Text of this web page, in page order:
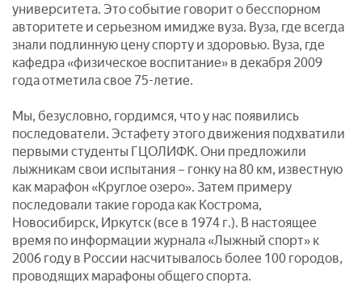
университета. Это событие говорит о бесспорном
авторитете и серьезном имидже вуза. Вуза, где всегда
знали подлинную цену спорту и здоровью. Вуза, где
кафедра «физическое воспитание» в декабря 2009
года отметила свое 75-летие.
Мы, безусловно, гордимся, что у нас появились
последователи. Эстафету этого движения подхватили
первыми студенты ГЦОЛИФК. Они предложили
лыжникам свои испытания – гонку на 80 км, известную
как марафон «Круглое озеро». Затем примеру
последовали такие города как Кострома,
Новосибирск, Иркутск (все в 1974 г.). В настоящее
время по информации журнала «Лыжный спорт» к
2006 году в России насчитывалось более 100 городов,
проводящих марафоны общего спорта.